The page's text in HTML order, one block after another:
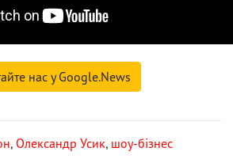
нас у Google.News
, Олександр Усик, шоу-бізнес